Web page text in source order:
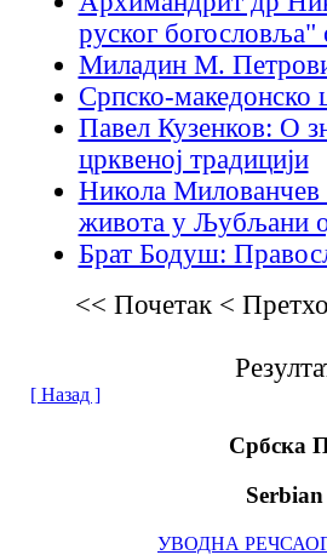
руског богословља"
Миладин М.
Српско-македонско
Павел Кузенков: О
црквеној традицији
Никола Милованчев
живота у Љубљани
Брат Бодуш:
<< Почетак <
[ Назад ]
Србска
УВОДНА РЕЧ